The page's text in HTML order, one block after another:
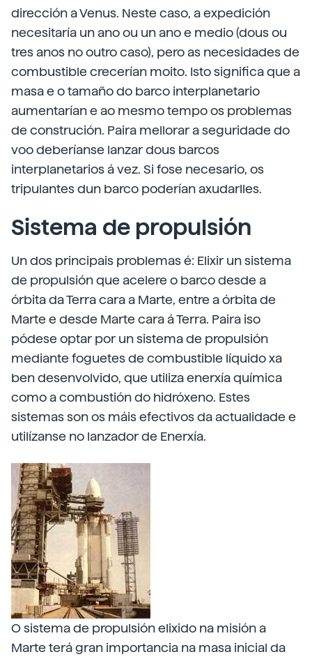
dirección a Venus. Neste caso, a expedición
necesitaría un ano ou un ano e medio (dous ou
tres anos no outro caso), pero as necesidades de
combustible crecerían moito. Isto significa que a
masa e o tamaño do barco interplanetario
aumentarían e ao mesmo tempo os problemas
de construción. Paira mellorar a seguridade do
voo deberíanse lanzar dous barcos
interplanetarios á vez. Si fose necesario, os
tripulantes dun barco poderían axudarlles.
Sistema de propulsión
Un dos principais problemas é: Elixir un sistema
de propulsión que acelere o barco desde a
órbita da Terra cara a Marte, entre a órbita de
Marte e desde Marte cara á Terra. Paira iso
pódese optar por un sistema de propulsión
mediante foguetes de combustible líquido xa
ben desenvolvido, que utiliza enerxía química
como a combustión do hidróxeno. Estes
sistemas son os máis efectivos da actualidade e
utilízanse no lanzador de Enerxía.
O sistema de propulsión elixido na misión a
Marte terá gran importancia na masa inicial da